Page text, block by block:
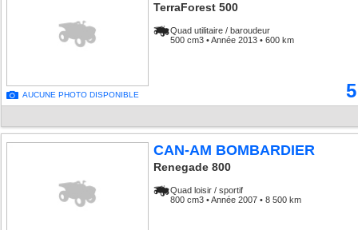
AUCUNE PHOTO DISPONIBLE
TerraForest 500
Quad utilitaire / baroudeur
500 cm3 • Année 2013 • 600 km
CAN-AM BOMBARDIER
Renegade 800
Quad loisir / sportif
800 cm3 • Année 2007 • 8 500 km